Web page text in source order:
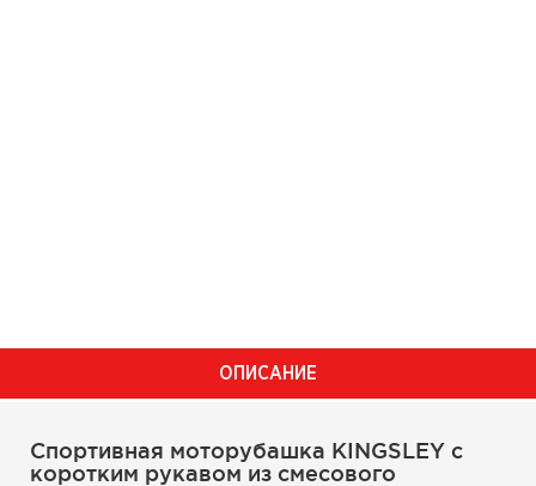
ОПИСАНИЕ
Спортивная моторубашка KINGSLEY с
коротким рукавом из смесового